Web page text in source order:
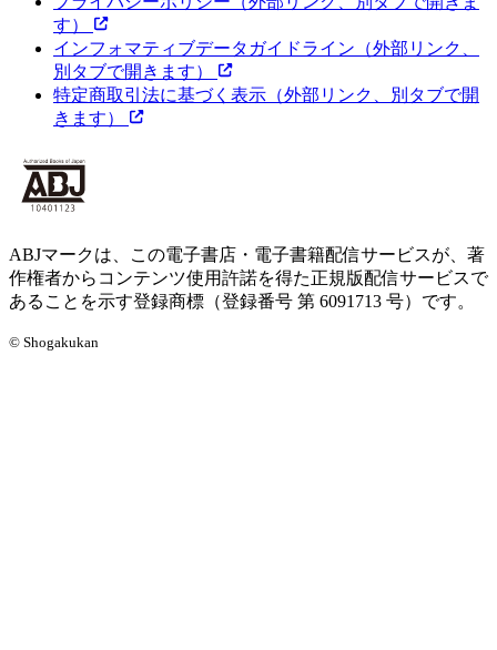
す）
インフォマティブデータガイドライン （外部リンク、
別タブで開きます）
特定商取引法に基づく表示 （外部リンク、別タブで開
きます）
ABJマークは、この電子書店・電子書籍配信サービスが、著
作権者からコンテンツ使用許諾を得た正規版配信サービスで
あることを示す登録商標（登録番号 第 6091713 号）です。
© Shogakukan